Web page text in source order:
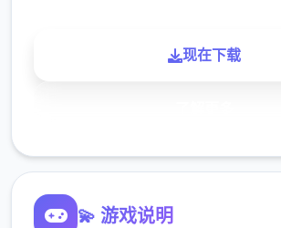
现在下载
💫 游戏说明